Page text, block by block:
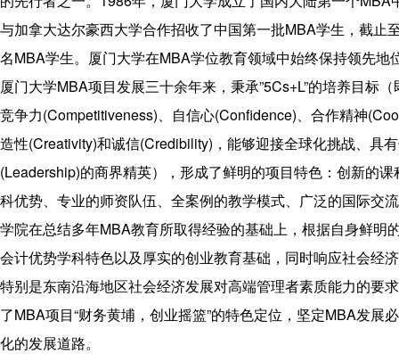
师
资
力
发
展
历
程
联
系
我
们
招
生
问
答
与助
学
与加拿大达尔豪西大学合作招收了中国第一批MBA学生，截止
名MBA学生。厦门大学在MBA学位教育领域中始终保持领先地
厦门大学MBA项目发展三十余年来，秉承”5Cs+L”的培养目标
竞争力(Competitiveness)、自信心(Confidence)、合作精神
造性(Creativity)和诚信(Credibility)，能够迎接全球化挑战、具
(Leadership)的商界精英），形成了鲜明的项目特色：创新的
科优势、专业的师资队伍、全案例的教学模式、广泛的国际交
学院在总结多年MBA教育所取得经验的基础上，根据自身鲜明
会计优势学科特色以及厚实的创业教育基础，同时响应社会经
特别是东南沿海地区社会经济发展对高端管理者素质能力的要
了MBA项目“财务黄埔，创业摇篮”的特色定位，坚定MBA发展
化的发展道路。